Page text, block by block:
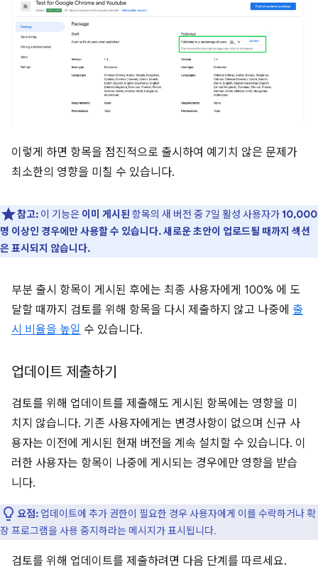
이렇게 하면 항목을 점진적으로 출시하여 예기치 않은 문제가
최소한의 영향을 미칠 수 있습니다.
참고: 이 기능은 이미 게시된 항목의 새 버전 중 7일 활성 사용자가10,000
명 이상인 경우에만 사용할 수 있습니다. 새로운 초안이 업로드될 때까지 섹션
은 표시되지 않습니다.
부분 출시 항목이 게시된 후에는 최종 사용자에게 100% 에 도
달할 때까지 검토를 위해 항목을 다시 제출하지 않고 나중에 출
시 비율을 높일 수 있습니다.
업데이트 제출하기
검토를 위해 업데이트를 제출해도 게시된 항목에는 영향을 미
치지 않습니다. 기존 사용자에게는 변경사항이 없으며 신규 사
용자는 이전에 게시된 현재 버전을 계속 설치할 수 있습니다. 이
러한 사용자는 항목이 나중에 게시되는 경우에만 영향을 받습
니다.
요점: 업데이트에 추가 권한이 필요한 경우 사용자에게 이를 수락하거나 확
장 프로그램을 사용 중지하라는 메시지가 표시됩니다.
검토를 위해 업데이트를 제출하려면 다음 단계를 따르세요.